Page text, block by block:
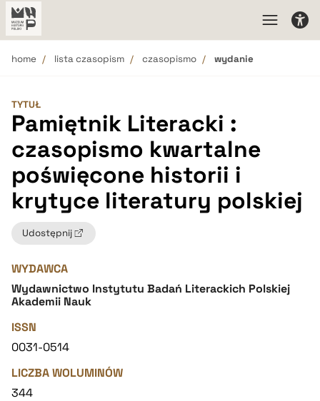
home lista czasopism czasopismo wydanie
TYTUŁ
Pamiętnik Literacki :
czasopismo kwartalne
poświęcone historii i
krytyce literatury polskiej
Udostępnij
WYDAWCA
Wydawnictwo Instytutu Badań Literackich Polskiej
Akademii Nauk
ISSN
0031-0514
LICZBA WOLUMINÓW
344